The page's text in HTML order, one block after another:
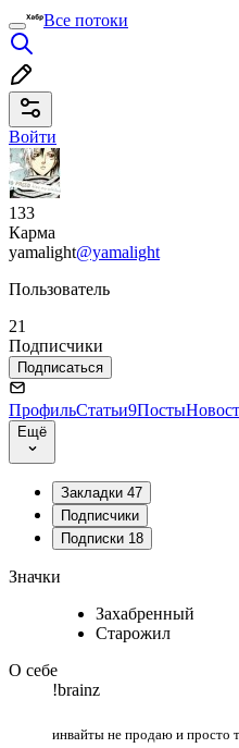
Все потоки
Войти
133
Карма
yamalight@yamalight
Пользователь
21
Подписчики
Подписаться
ПрофильСтатьи9Посты
Ещё
Закладки 47
Подписчики
Подписки 18
Значки
Захабренный
Старожил
О себе
!brainz
инвайты не продаю и просто